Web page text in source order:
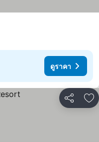
ดูราคา
แชร์ เ